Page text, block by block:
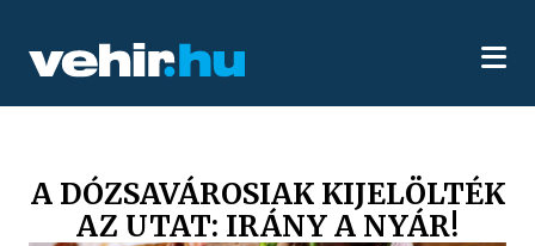
A DÓZSAVÁROSIAK KIJELÖLTÉK
AZ UTAT: IRÁNY A NYÁR!